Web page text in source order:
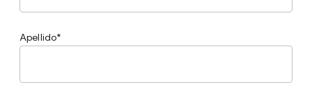
Apellido